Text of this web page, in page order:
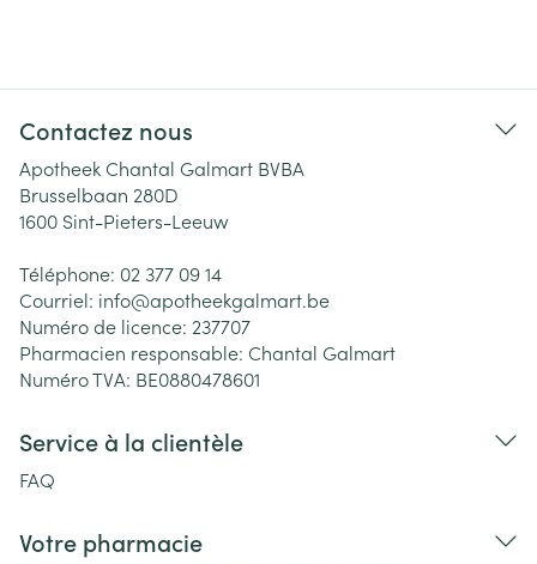
Contactez nous
Apotheek Chantal Galmart BVBA
Brusselbaan 280D
1600 Sint-Pieters-Leeuw
Téléphone: 02 377 09 14
Courriel: info@apotheekgalmart.be
Numéro de licence: 237707
Pharmacien responsable: Chantal Galmart
Numéro TVA: BE0880478601
Service à la clientèle
FAQ
Votre pharmacie